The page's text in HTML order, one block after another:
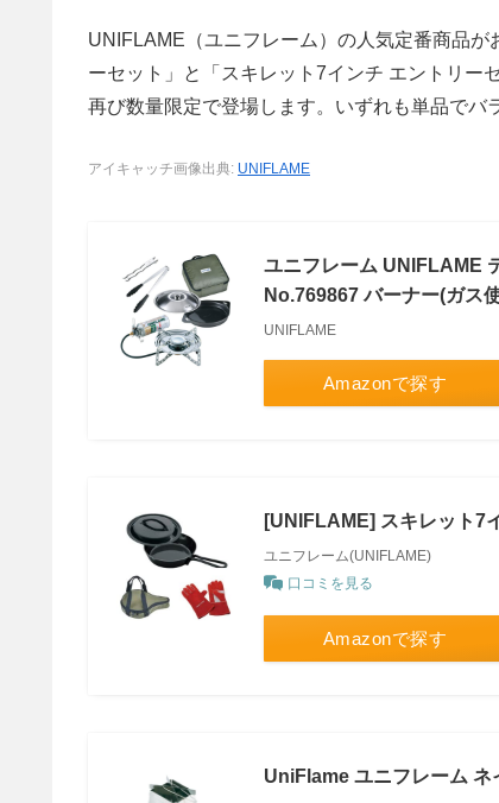
UNIFLAME（ユニフレーム）の人気定番商品
ーセット」と「スキレット7インチ エントリー
再び数量限定で登場します。いずれも単品でバ
アイキャッチ画像出典: UNIFLAME
ユニフレーム UNIFLAME
No.769867 バーナー(ガス
UNIFLAME
Amazonで探す
[UNIFLAME] スキレット7
ユニフレーム(UNIFLAME)
口コミを見る
Amazonで探す
UniFlame ユニフレーム ネ